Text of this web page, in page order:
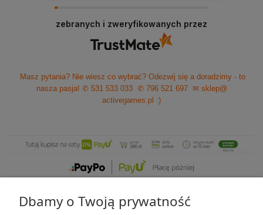
zebranych i zweryfikowanych przez
Masz pytania? Nie wiesz co wybrać? Odezwij się a doradzimy - to
nasza pasja! ✆ 531 533 033 ✆ 796 521 697
✉ sklep@
activegames.pl :)
Dbamy o Twoją prywatność